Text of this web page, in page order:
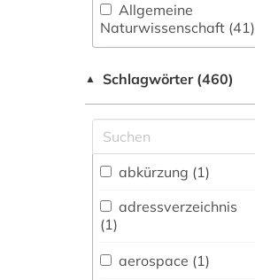
Allgemeine
Naturwissenschaft (41)
fachübergreifende
Allgemeine und
vergleichende Sprach-
und
Literaturwissenschaft.
Indogermanistik.
Außereuropäische
Literaturen (17)
▲ Schlagwörter (460)
abkürzung (1)
adressverzeichnis
(1)
aerospace (1)